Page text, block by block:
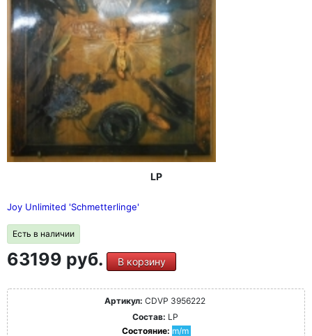
LP
Joy Unlimited 'Schmetterlinge'
Есть в наличии
63199 руб. В корзину
Артикул: CDVP 3956222
Состав: LP
Состояние: m/m